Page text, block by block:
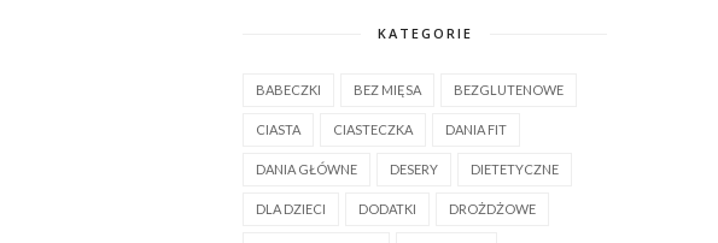
KATEGORIE
BABECZKI BEZ MIĘSA BEZGLUTENOWE
CIASTA CIASTECZKA DANIA FIT
DANIA GŁÓWNE DESERY DIETETYCZNE
DLA DZIECI DODATKI DROŻDŻOWE